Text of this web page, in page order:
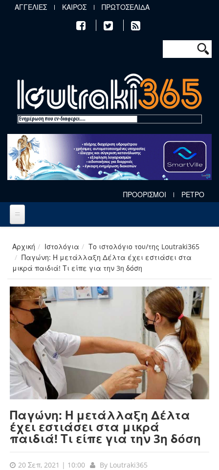
Παράκαμψη προς το κυρίως περιεχόμενο
ΑΓΓΕΛΙΕΣ ΚΑΙΡΟΣ ΠΡΩΤΟΣΕΛΙΔΑ
Φόρμα
Αναζήτηση
ΠΡΟΟΡΙΣΜΟΙ ΡΕΤΡΟ
Αρχική Ιστολόγια
Το ιστολόγιο του/της Loutraki365
Παγώνη: Η μετάλλαξη Δέλτα έχει εστιάσει στα
μικρά παιδιά! Τι είπε για την 3η δόση
Παγώνη: Η μετάλλαξη Δέλτα
έχει εστιάσει στα μικρά
παιδιά! Τι είπε για την 3η δόση
20 Σεπ, 2021 | 10:00 By Loutraki365